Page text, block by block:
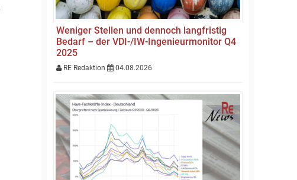
Weniger Stellen und dennoch langfristig
Bedarf – der VDI-/IW-Ingenieurmonitor Q4
2025
RE Redaktion 04.08.2026